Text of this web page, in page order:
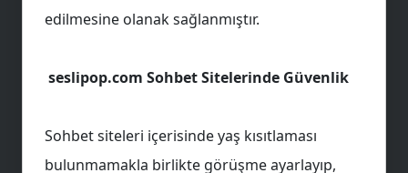
📢 🎈
edilmesine olanak sağlanmıştır.
seslipop.com Sohbet Sitelerinde Güvenlik
Sohbet siteleri içerisinde yaş kısıtlaması
bulunmamakla birlikte görüşme ayarlayıp,